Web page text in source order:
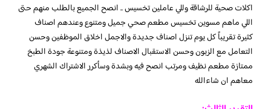
اكلات صحية للرشاقة وللي عاملين تخسيس .. انصح الجميع بالطلب منهم حتى
اللي ماهم مسوين تخسيس مطعم صحي جميل ومتنوع وعندهم اصناف
كثيرة تقريباً كل يوم تنزل اصناف جديدة والاجمل اخلاق الموظفين وحسن
التعامل مع الزبون وحسن الاستقبال الاصناف لذيذة ومتنوعة جودة الطبخ
ممتازة مطعم نظيف ومرتب انصح فيه وبشدة وسأكرر الاشتراك الشهري
معاهم ان شاءالله